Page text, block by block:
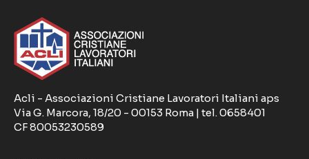
Acli - Associazioni Cristiane Lavoratori Italiani aps
Via G. Marcora, 18/20 - 00153 Roma | tel. 0658401
CF 80053230589